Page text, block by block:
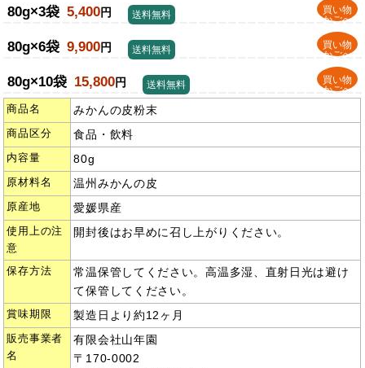
80g×3袋 5,400円
買い物
かごへ
送料無料
80g×6袋 9,900円
買い物
かごへ
送料無料
80g×10袋 15,800円
買い物
かごへ
送料無料
商品名 みかんの皮粉末
商品区分 食品・飲料
内容量 80g
原材料名 温州みかんの皮
原産地 愛媛県産
使用上の注
意
開封後はお早めに召し上がりください。
保存方法
常温保管してください。高温多湿、直射日光は避け
て保管してください。
賞味期限 製造日より約12ヶ月
販売事業者
名
有限会社山年園
〒170-0002